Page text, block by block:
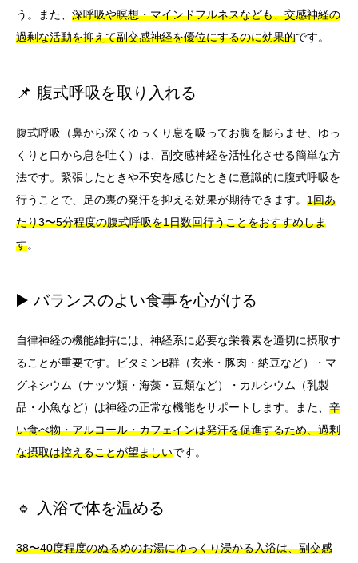
う。また、 深呼吸や瞑想・マインドフルネスなども、交感神経の
過剰な活動を抑えて副交感神経を優位にするのに効果的です。
📌 腹式呼吸を取り入れる
腹式呼吸（鼻から深くゆっくり息を吸ってお腹を膨らませ、ゆっ
くりと口から息を吐く）は、副交感神経を活性化させる簡単な方
法です。緊張したときや不安を感じたときに意識的に腹式呼吸を
行うことで、足の裏の発汗を抑える効果が期待できます。 1回あ
たり3〜5分程度の腹式呼吸を1日数回行うことをおすすめしま
す。
▶️ バランスのよい食事を心がける
自律神経の機能維持には、神経系に必要な栄養素を適切に摂取す
ることが重要です。ビタミンB群（玄米・豚肉・納豆など）・マ
グネシウム（ナッツ類・海藻・豆類など）・カルシウム（乳製
品・小魚など）は神経の正常な機能をサポートします。また、 辛
い食べ物・アルコール・カフェインは発汗を促進するため、過剰
な摂取は控えることが望ましいです。
🔹 入浴で体を温める
38〜40度程度のぬるめのお湯にゆっくり浸かる入浴は、副交感